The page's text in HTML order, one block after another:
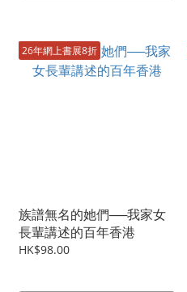
26年網上書展8折
族譜無名的她們──我家女
長輩講述的百年香港
HK$98.00